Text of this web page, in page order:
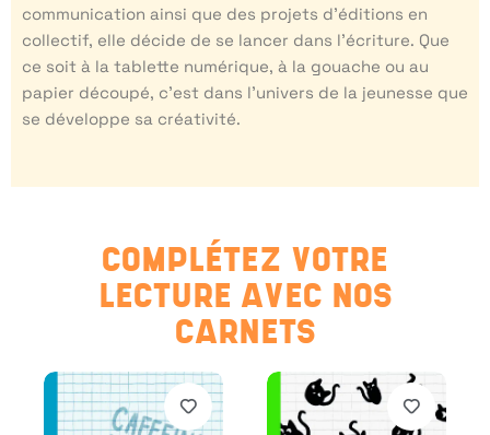
communication ainsi que des projets d’éditions en
collectif, elle décide de se lancer dans l’écriture. Que
ce soit à la tablette numérique, à la gouache ou au
papier découpé, c’est dans l’univers de la jeunesse que
se développe sa créativité.
COMPLÉTEZ VOTRE
LECTURE AVEC NOS
CARNETS